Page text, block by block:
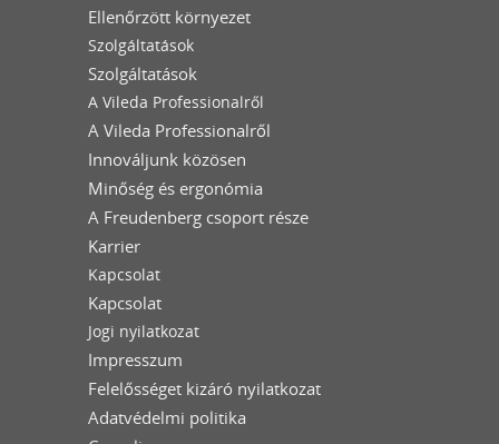
Ellenőrzött környezet
Szolgáltatások
Szolgáltatások
A Vileda Professionalről
A Vileda Professionalről
Innováljunk közösen
Minőség és ergonómia
A Freudenberg csoport része
Karrier
Kapcsolat
Kapcsolat
Jogi nyilatkozat
Impresszum
Felelősséget kizáró nyilatkozat
Adatvédelmi politika